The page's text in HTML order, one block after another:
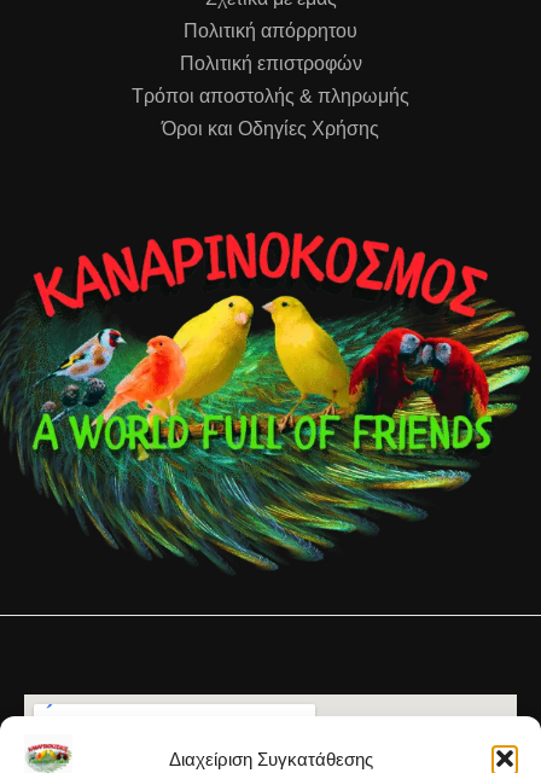
Διαχείριση Συγκατάθεσης
Πολιτική απόρρητου
Πολιτική επιστροφών
Τρόποι αποστολής & πληρωμής
Όροι και Οδηγίες Χρήσης